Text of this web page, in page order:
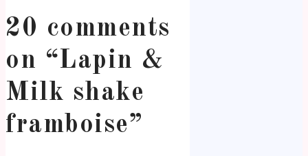
20 comments
on “Lapin &
Milk shake
framboise”